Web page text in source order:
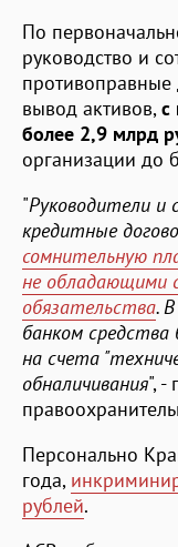
По
руководство и
противоправные
вывод активов, с
более 2,9 млрд
организации до
"Руководители и
кредитные
сомнительную
не обладающими
обязательства.
банком
на счета
обналичивания", -
Персонально
года,
рублей.